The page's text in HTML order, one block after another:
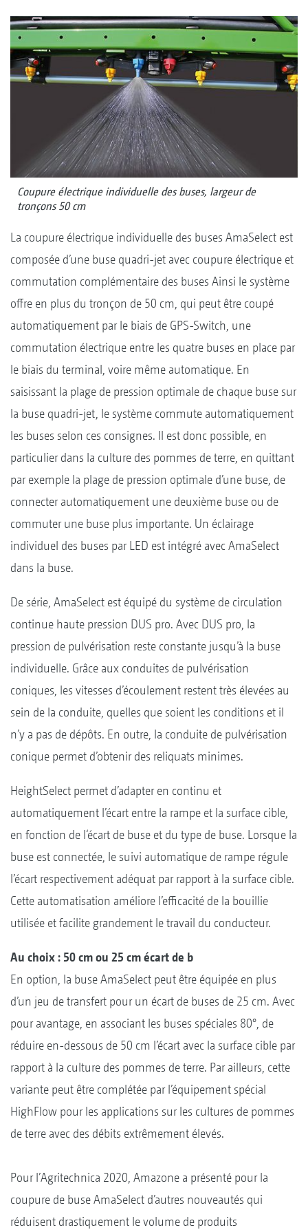
Coupure électrique individuelle des buses, largeur de
tronçons 50 cm
La coupure électrique individuelle des buses AmaSelect est
composée d’une buse quadri-jet avec coupure électrique et
commutation complémentaire des buses Ainsi le système
offre en plus du tronçon de 50 cm, qui peut être coupé
automatiquement par le biais de GPS-Switch, une
commutation électrique entre les quatre buses en place par
le biais du terminal, voire même automatique. En
saisissant la plage de pression optimale de chaque buse sur
la buse quadri-jet, le système commute automatiquement
les buses selon ces consignes. Il est donc possible, en
particulier dans la culture des pommes de terre, en quittant
par exemple la plage de pression optimale d’une buse, de
connecter automatiquement une deuxième buse ou de
commuter une buse plus importante. Un éclairage
individuel des buses par LED est intégré avec AmaSelect
dans la buse.
De série, AmaSelect est équipé du système de circulation
continue haute pression DUS pro. Avec DUS pro, la
pression de pulvérisation reste constante jusqu’à la buse
individuelle. Grâce aux conduites de pulvérisation
coniques, les vitesses d’écoulement restent très élevées au
sein de la conduite, quelles que soient les conditions et il
n’y a pas de dépôts. En outre, la conduite de pulvérisation
conique permet d’obtenir des reliquats minimes.
HeightSelect permet d’adapter en continu et
automatiquement l’écart entre la rampe et la surface cible,
en fonction de l‘écart de buse et du type de buse. Lorsque la
buse est connectée, le suivi automatique de rampe régule
l’écart respectivement adéquat par rapport à la surface cible.
Cette automatisation améliore l’efficacité de la bouillie
utilisée et facilite grandement le travail du conducteur.
Au choix : 50 cm ou 25 cm écart de b
En option, la buse AmaSelect peut être équipée en plus
d’un jeu de transfert pour un écart de buses de 25 cm. Avec
pour avantage, en associant les buses spéciales 80°, de
réduire en-dessous de 50 cm l’écart avec la surface cible par
rapport à la culture des pommes de terre. Par ailleurs, cette
variante peut être complétée par l’équipement spécial
HighFlow pour les applications sur les cultures de pommes
de terre avec des débits extrêmement élevés.
Pour l’Agritechnica 2020, Amazone a présenté pour la
coupure de buse AmaSelect d’autres nouveautés qui
réduisent drastiquement le volume de produits